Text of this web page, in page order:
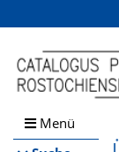
Browsen
direkt zum Inhalt
Menü